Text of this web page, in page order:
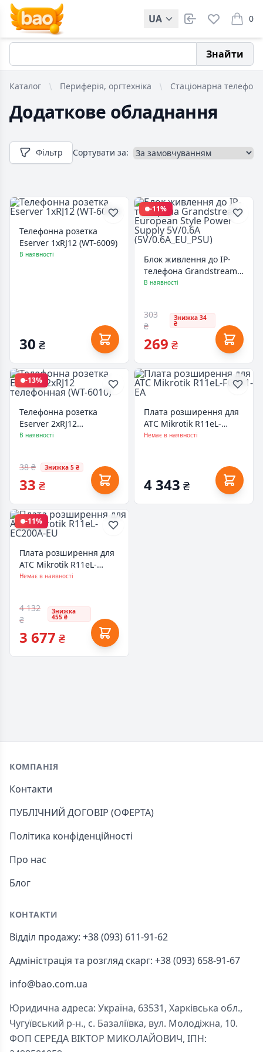
UA 0
items
Знайти
Каталог Периферія, оргтехніка Стаціонарна
Додаткове обладнання
Фільтр Сортувати за:
Телефонна розетка
Eserver 1xRJ12 (WT-6009)
В наявності
30 ₴
-11%
Блок живлення до IP-
телефона Grandstream
European Style Power
В наявності
303
₴
Знижка 34
₴
269 ₴
-13%
Телефонна розетка
Eserver 2xRJ12
телефонная (WT-6010)
В наявності
38 ₴ Знижка 5 ₴
33 ₴
Плата розширення для
АТС Mikrotik R11eL-
FG621-EA
Немає в наявності
4 343 ₴
-11%
Плата розширення для
АТС Mikrotik R11eL-
EC200A-EU
Немає в наявності
4 132
₴
Знижка
455 ₴
3 677 ₴
Footer
КОМПАНІЯ
Контакти
ПУБЛІЧНИЙ ДОГОВІР (ОФЕРТА)
Політика конфіденційності
Про нас
Блог
КОНТАКТИ
Відділ продажу: +38 (093) 611-91-62
Адміністрація та розгляд скарг: +38 (093) 658-91-67
info@bao.com.ua
Юридична адреса: Україна, 63531, Харківська обл.,
Чугуївський р-н., с. Базаліївка, вул. Молодіжна, 10.
ФОП СЕРЕДА ВІКТОР МИКОЛАЙОВИЧ, ІПН: